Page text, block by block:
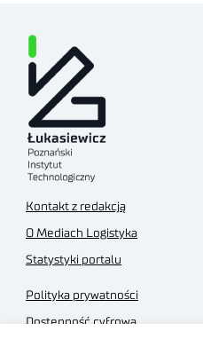
Kontakt z redakcją
O Mediach Logistyka
Statystyki portalu
Polityka prywatności
Dostępność cyfrowa